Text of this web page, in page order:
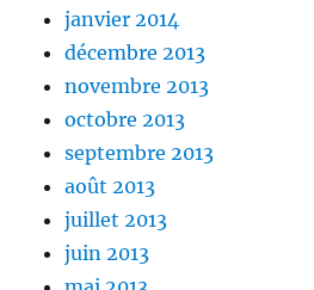
janvier 2014
décembre 2013
novembre 2013
octobre 2013
septembre 2013
août 2013
juillet 2013
juin 2013